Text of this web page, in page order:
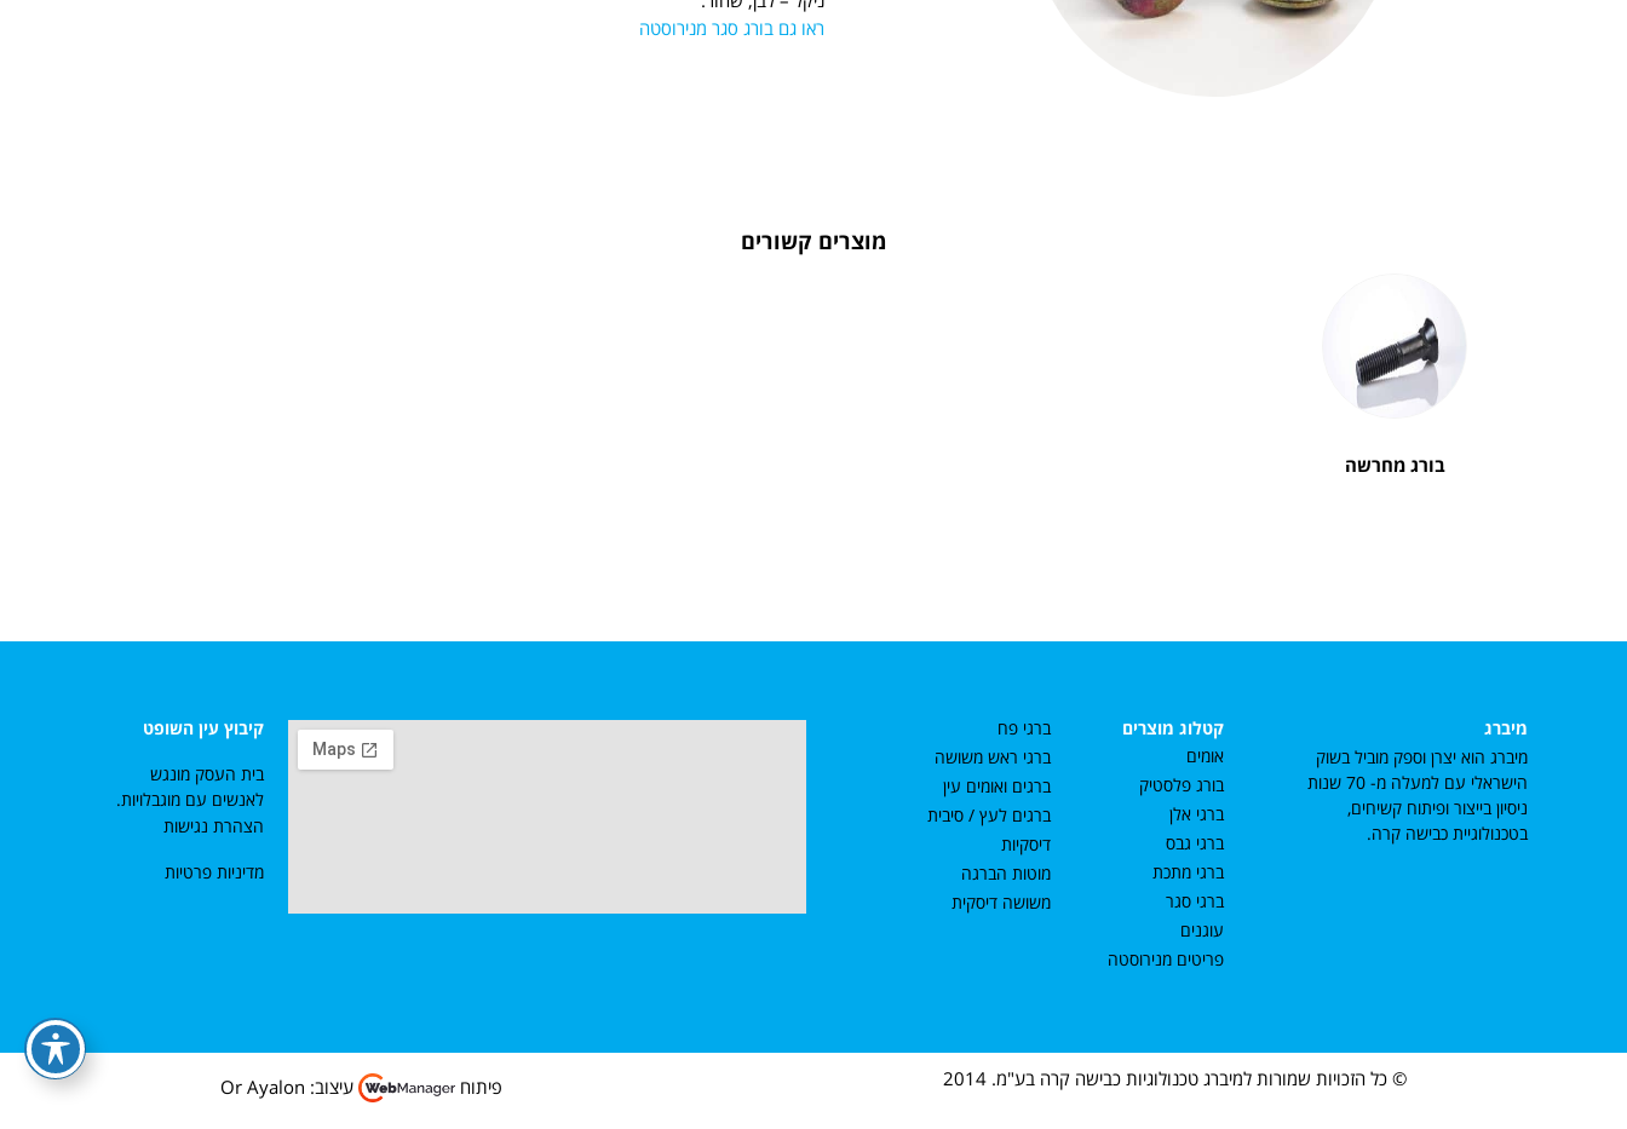
ראו גם בורג סגר מנירוסטה
מוצרים קשורים
בורג מחרשה
מיברג
מיברג הוא יצרן וספק מוביל בשוק
הישראלי עם למעלה מ- 70 שנות
ניסיון בייצור ופיתוח קשיחים,
בטכנולוגיית כבישה קרה.
קטלוג מוצרים
אומים
בורג פלסטיק
ברגי אלן
ברגי גבס
ברגי מתכת
ברגי סגר
עוגנים
פריטים מנירוסטה
ברגי פח
ברגי ראש משושה
ברגים ואומים עין
ברגים לעץ / סיבית
דיסקיות
מוטות הברגה
משושה דיסקית
קיבוץ עין השופט
בית העסק מונגש
לאנשים עם מוגבלויות.
הצהרת נגישות
מדיניות פרטיות
© כל הזכויות שמורות למיברג טכנולוגיות כבישה קרה בע"מ. 2014 פיתוח עיצוב: Or Ayalon